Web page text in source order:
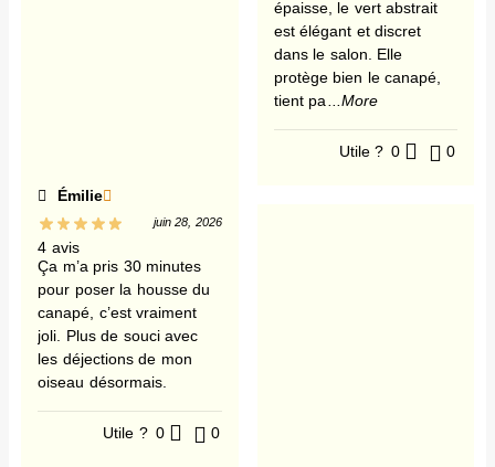
Émilie
4 avis
juin 28, 2026
Ça m’a pris 30 minutes
pour poser la housse du
canapé, c’est vraiment
joli. Plus de souci avec
les déjections de mon
oiseau désormais.
Utile ? 0 0
épaisse, le vert abstrait
est élégant et discret
dans le salon. Elle
protège bien le canapé,
tient pa...More
Utile ? 0 0